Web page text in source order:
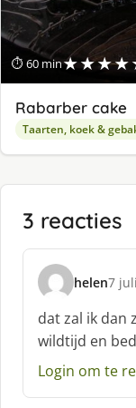
⏱ 60 min
Rabarber cake
Taarten, koek &
3 reacties
helen
s
h
r
e
7
dat zal ik dan
wildtijd en
Login om te